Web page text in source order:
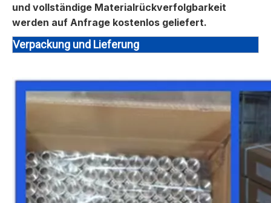
und vollständige Materialrückverfolgbarkeit
werden auf Anfrage kostenlos geliefert.
Verpackung und Lieferung